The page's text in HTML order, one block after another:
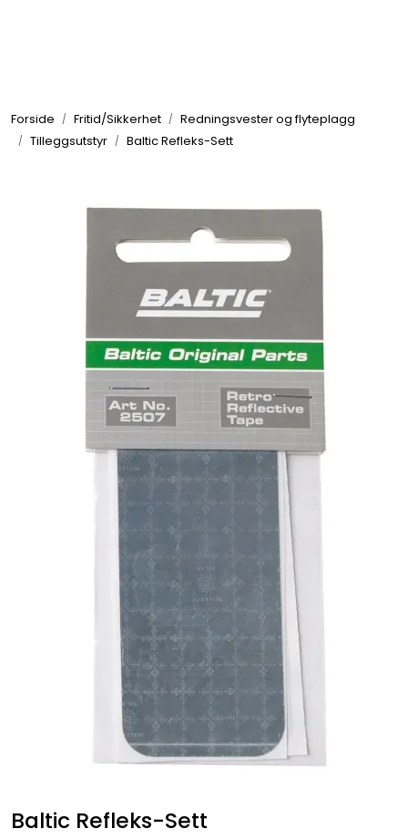
Forside Fritid/Sikkerhet
Redningsvester og flyteplagg
Tilleggsutstyr
Baltic Refleks-Sett
Baltic Refleks-Sett
Elektrisk
Motor/Styring
Fortøyning
Fritid/Sikkerhet
Båtpleie/Opplag